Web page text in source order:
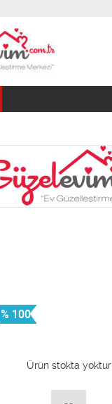
% 100
Ürün stokta yoktur